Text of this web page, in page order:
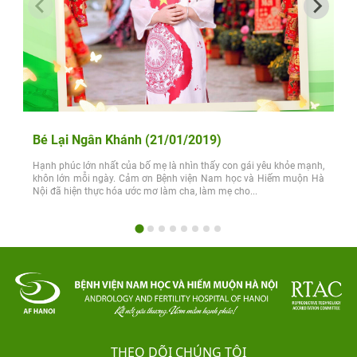
Bé Lại Ngân Khánh (21/01/2019)
Hạnh phúc lớn nhất của bố mẹ là nhìn thấy con gái yêu khỏe mạnh,
khôn lớn mỗi ngày. Cảm ơn Bệnh viện Nam học và Hiếm muộn Hà
Nội đã hiện thực hóa ước mơ làm cha, làm mẹ cho...
THEO DÕI CHÚNG TÔI